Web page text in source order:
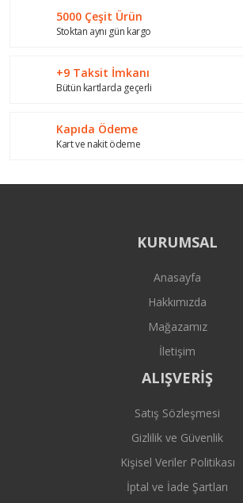
Bu ürüne benzer farklı alternatifler olmalı.
5000 Çeşit Ürün
Stoktan aynı gün kargo
+9 Taksit İmkanı
Bütün kartlarda geçerli
Kapıda Ödeme
Kart ve nakit ödeme
KURUMSAL
Anasayfa
Hakkımızda
Mağazamız
İletişim
ALIŞVERİŞ
Satış Sözleşmesi
Gizlilik ve Güvenlik
Kişisel Veriler Politikası
İptal ve İade Şartları